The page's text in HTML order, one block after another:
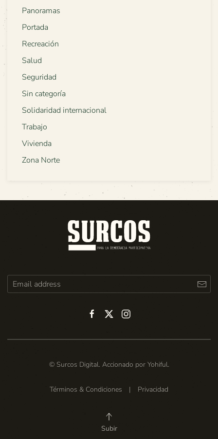
Panoramas
Portada
Recreación
Salud
Seguridad
Sin categoría
Solidaridad internacional
Trabajo
Vivienda
Zona Norte
© Surcos Digital. Accionado por Yohiful.
Términos & Condiciones | Privacidad
Subir